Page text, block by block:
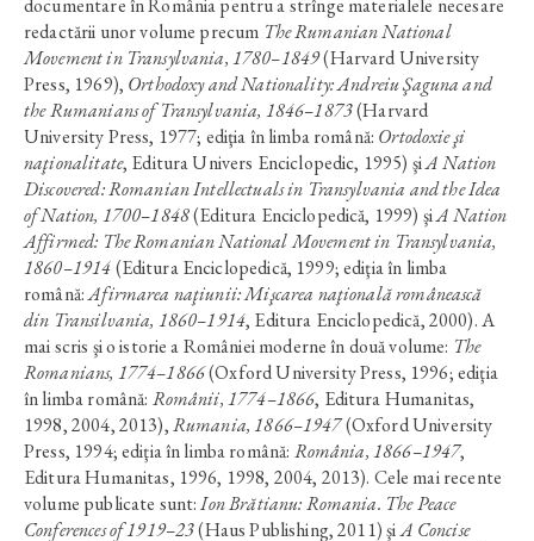
documentare în România pentru a strînge materialele necesare
redactării unor volume precum The Rumanian National
Movement in Transylvania, 1780–1849(Harvard University
Press, 1969), Orthodoxy and Nationality: Andreiu Şaguna and
the Rumanians of Transylvania, 1846–1873(Harvard
University Press, 1977; ediţia în limba română: Ortodoxie şi
naţionalitate, Editura Univers Enciclopedic, 1995) şiA Nation
Discovered: Romanian Intellectuals in Transylvania and the Idea
of Nation, 1700–1848(Editura Enciclopedică, 1999) şiA Nation
Affirmed: The Romanian National Movement in Transylvania,
1860–1914(Editura Enciclopedică, 1999; ediţia în limba
română:Afirmarea naţiunii: Mişcarea naţională românească
din Transilvania, 1860–1914, Editura Enciclopedică, 2000). A
mai scris şi o istorie a României moderne în două volume: The
Romanians, 1774–1866(Oxford University Press, 1996; ediţia
în limba română: Românii, 1774–1866, Editura Humanitas,
1998, 2004, 2013),Rumania, 1866–1947(Oxford University
Press, 1994; ediţia în limba română: România, 1866–1947,
Editura Humanitas, 1996, 1998, 2004, 2013). Cele mai recente
volume publicate sunt:Ion Brătianu: Romania. The Peace
Conferences of 1919–23(Haus Publishing, 2011) şiA Concise